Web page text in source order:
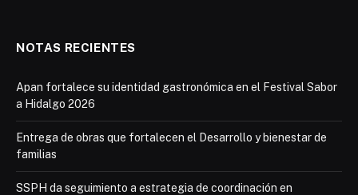
NOTAS RECIENTES
Apan fortalece su identidad gastronómica en el Festival Sabor
a Hidalgo 2026
Entrega de obras que fortalecen el Desarrollo y bienestar de
familias
SSPH da seguimiento a estrategia de coordinación en